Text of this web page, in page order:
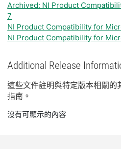
Archived: NI Product
7
NI Product Compatibility for
NI Product Compatibility for
Additional Release
這些文件註明與特定版本相關的
指南。
沒有可顯示的內容